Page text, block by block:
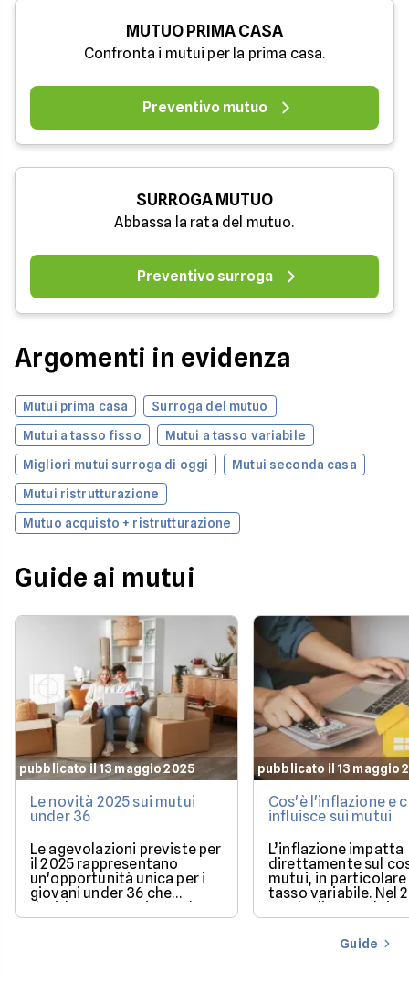
MUTUO PRIMA CASA
Confronta i mutui per la prima casa.
Preventivo mutuo
SURROGA MUTUO
Abbassa la rata del mutuo.
Preventivo surroga
Argomenti in evidenza
Mutui prima casa
Surroga del mutuo
Mutui a tasso fisso
Mutui a tasso variabile
Migliori mutui surroga di oggi
Mutui seconda casa
Mutui ristrutturazione
Mutuo acquisto + ristrutturazione
Guide ai mutui
pubblicato il 13 maggio 2025
Le novità 2025 sui mutui
under 36
Le agevolazioni previste per
il 2025 rappresentano
un'opportunità unica per i
giovani under 36 che
desiderano acquistare la
loro prima casa.
pubblicato il 13 maggio
Cos'è l'inflazione e
influisce sui mutui
L’inflazione impatta
direttamente sul
mutui, in particolare
tasso variabile. Nel
con la discesa dei
il mercato offre
più favorevoli per
finanziareGuide